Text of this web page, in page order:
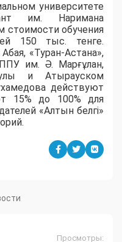
университете
им. Наримана
обучения
150 тыс. тенге.
«Туран-Астана»,
им. Ә. Марғұлан,
и Атырауском
действуют
15% до 100% для
«Алтын белгі»
Просмотры: